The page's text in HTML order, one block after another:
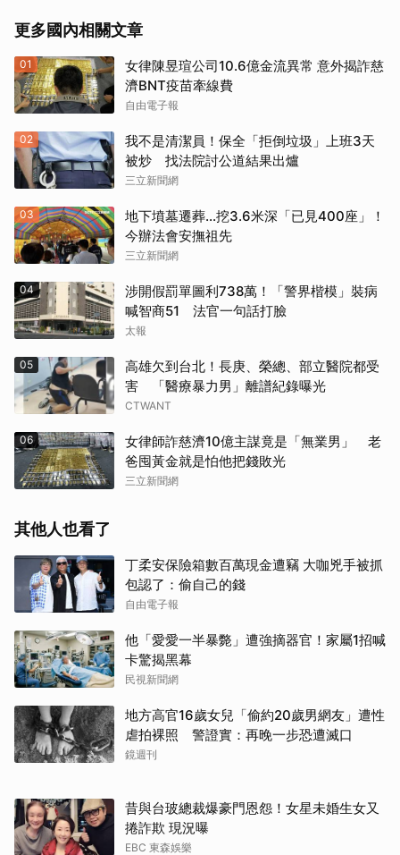
更多國內相關文章
01
女律陳昱瑄公司10.6億金流異常 意外揭詐慈
濟BNT疫苗牽線費
自由電子報
02
我不是清潔員！保全「拒倒垃圾」上班3天
被炒 找法院討公道結果出爐
三立新聞網
03
地下墳墓遷葬…挖3.6米深「已見400座」！
今辦法會安撫祖先
三立新聞網
04
涉開假罰單圖利738萬！「警界楷模」裝病
喊智商51 法官一句話打臉
太報
05
高雄欠到台北！長庚、榮總、部立醫院都受
害 「醫療暴力男」離譜紀錄曝光
CTWANT
06
女律師詐慈濟10億主謀竟是「無業男」 老
爸囤黃金就是怕他把錢敗光
三立新聞網
其他人也看了
丁柔安保險箱數百萬現金遭竊 大咖兇手被抓
包認了：偷自己的錢
自由電子報
他「愛愛一半暴斃」遭強摘器官！家屬1招喊
卡驚揭黑幕
民視新聞網
地方高官16歲女兒「偷約20歲男網友」遭性
虐拍裸照 警證實：再晚一步恐遭滅口
鏡週刊
昔與台玻總裁爆豪門恩怨！女星未婚生女又
捲詐欺 現況曝
EBC 東森娛樂